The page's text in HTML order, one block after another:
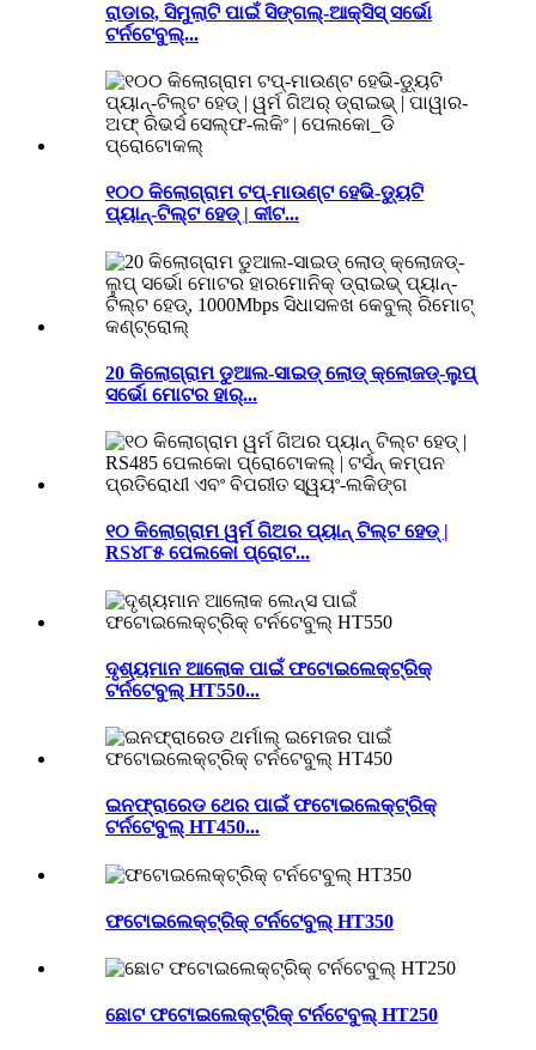
ରାଡାର, ସିମୁଲାଟି ପାଇଁ ସିଙ୍ଗଲ୍-ଆକ୍ସିସ୍ ସର୍ଭୋ
ଟର୍ନଟେବୁଲ୍...
୧୦୦ କିଲୋଗ୍ରାମ ଟପ୍-ମାଉଣ୍ଟ ହେଭି-ଡ୍ୟୁଟି
ପ୍ୟାନ୍-ଟିଲ୍ଟ ହେଡ୍ | କୀଟ...
20 କିଲୋଗ୍ରାମ ଡୁଆଲ-ସାଇଡ୍ ଲୋଡ୍ କ୍ଲୋଜଡ୍-ଲୁପ୍
ସର୍ଭୋ ମୋଟର ହାର୍...
୧୦ କିଲୋଗ୍ରାମ ୱର୍ମ ଗିଅର ପ୍ୟାନ୍ ଟିଲ୍ଟ ହେଡ୍ |
RS୪୮୫ ପେଲକୋ ପ୍ରୋଟ...
ଦୃଶ୍ୟମାନ ଆଲୋକ ପାଇଁ ଫଟୋଇଲେକ୍ଟ୍ରିକ୍
ଟର୍ନଟେବୁଲ୍ HT550...
ଇନଫ୍ରାରେଡ ଥେର ପାଇଁ ଫଟୋଇଲେକ୍ଟ୍ରିକ୍
ଟର୍ନଟେବୁଲ୍ HT450...
ଫଟୋଇଲେକ୍ଟ୍ରିକ୍ ଟର୍ନଟେବୁଲ୍ HT350
ଛୋଟ ଫଟୋଇଲେକ୍ଟ୍ରିକ୍ ଟର୍ନଟେବୁଲ୍ HT250